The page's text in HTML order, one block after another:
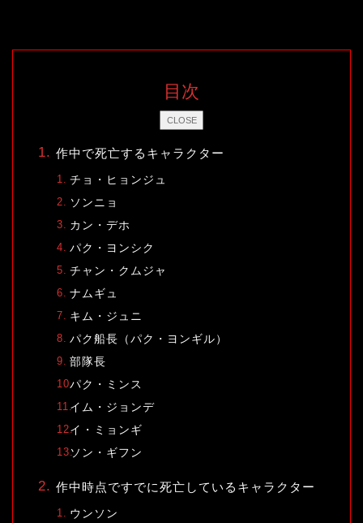
CLOSE
目次
作中で死亡するキャラクター
チョ・ヒョンジュ
ソンニョ
カン・デホ
パク・ヨンシク
チャン・クムジャ
ナムギュ
キム・ジュニ
パク船長（パク・ヨンギル）
部隊長
パク・ミンス
イム・ジョンデ
イ・ミョンギ
ソン・ギフン
作中時点ですでに死亡しているキャラクター
ウンソン